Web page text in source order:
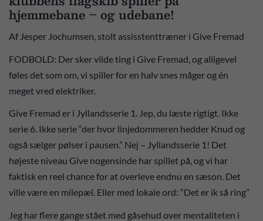
hjemmebane – og udebane!
Af Jesper Jochumsen, stolt assisstenttræner i Give Fremad
FODBOLD: Der sker vilde ting i Give Fremad, og alligevel
føles det som om, vi spiller for en halv snes måger og én
meget vred elektriker.
Give Fremad er i Jyllandsserie 1. Jep, du læste rigtigt. Ikke
serie 6. Ikke serie “der hvor linjedommeren hedder Knud og
også sælger pølser i pausen.” Nej – Jyllandsserie 1! Det
højeste niveau Give nogensinde har spillet på, og vi har
faktisk en reel chance for at overleve endnu en sæson. Det
ville være en milepæl. Eller med lokale ord: “Det er ik så ring”
Jeg har flere gange stået med gåsehud over mentaliteten i